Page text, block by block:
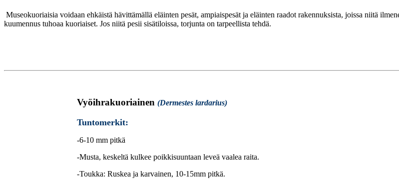
Museokuoriaisia voidaan ehkäistä hävittämällä eläinten pesät, ampiaispesät ja eläinten raadot rakennuksista, joissa niitä
kuumennus tuhoaa kuoriaiset. Jos niitä pesii sisätiloissa, torjunta on tarpeellista tehdä.
Vyöihrakuoriainen (Dermestes lardarius)
Tuntomerkit:
-6-10 mm pitkä
-Musta, keskeltä kulkee poikkisuuntaan leveä vaalea raita.
-Toukka: Ruskea ja karvainen, 10-15mm pitkä.